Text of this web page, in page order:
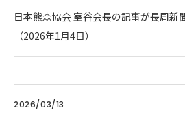
日本熊森協会 室谷会長の記事が長周新
（2026年1月4日）
2026/03/13